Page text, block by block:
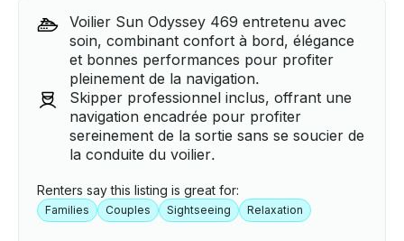
Voilier Sun Odyssey 469 entretenu avec
soin, combinant confort à bord, élégance
et bonnes performances pour profiter
pleinement de la navigation.
Skipper professionnel inclus, offrant une
navigation encadrée pour profiter
sereinement de la sortie sans se soucier de
la conduite du voilier.
Renters say this listing is great for:
Families Couples Sightseeing Relaxation